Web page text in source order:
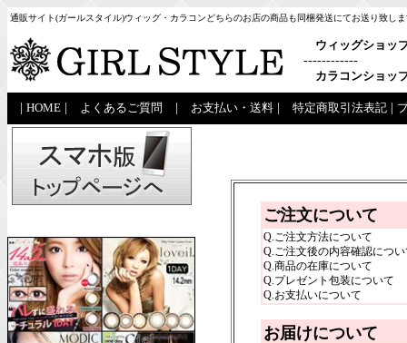
通販サイト(ガールスタイル)ウィッグ・カラコンどちらのお店の商品も同梱発送にてお送り致し
ウィッグショッ
------------
カラコンショッ
HOME よくあるご質問 お支払い・送料 特定商取引法表記
ご注文について
Q.ご注文方法について
Q.ご注文後の内容確認につ
Q.商品の在庫について
Q.プレゼント包装について
Q.お支払いについて
お届けについて